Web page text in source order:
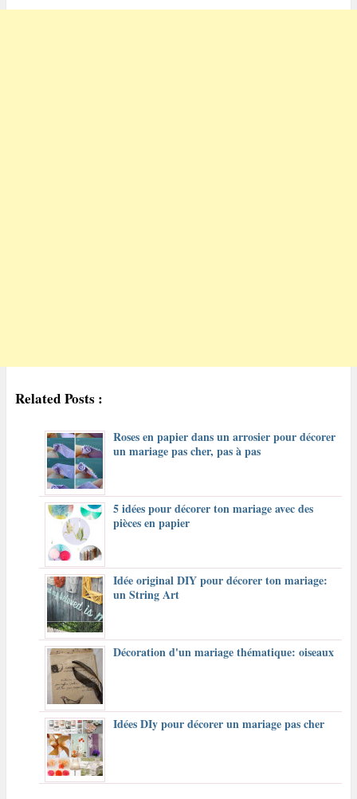
Related Posts :
Roses en papier dans un arrosier pour décorer
un mariage pas cher, pas à pas
5 idées pour décorer ton mariage avec des
pièces en papier
Idée original DIY pour décorer ton mariage:
un String Art
Décoration d'un mariage thématique: oiseaux
Idées DIy pour décorer un mariage pas cher